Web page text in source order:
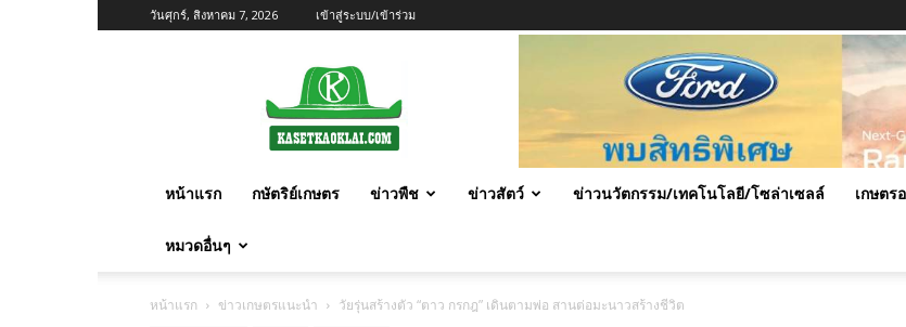
วันศุกร์, สิงหาคม 7, 2026 เข้าสู่ระบบ/เข้าร่วม
หน้าแรก กษัตริย์เกษตร ข่าวพืช ข่าวสัตว์ ข่าวนวัตกรรม/เทคโนโลยี/โซล่าเซลล์ เกษตร
หมวดอื่นๆ
หน้าแรก ข่าวเกษตรแนะนำ วัยรุ่นสร้างตัว “ตาว กรกฎ” เดินตามพ่อ สานต่อมะนาวสร้างชีวิต